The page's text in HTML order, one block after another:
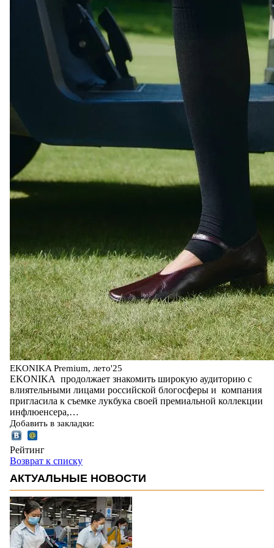
EKONIKA Premium, лето'25
EKONIKA продолжает знакомить широкую аудиторию с
влиятельными лицами российской блогосферы и компания
пригласила к съемке лукбука своей премиальной коллекции
инфлюенсера,…
Добавить в закладки:
Рейтинг
Возврат к списку
АКТУАЛЬНЫЕ НОВОСТИ